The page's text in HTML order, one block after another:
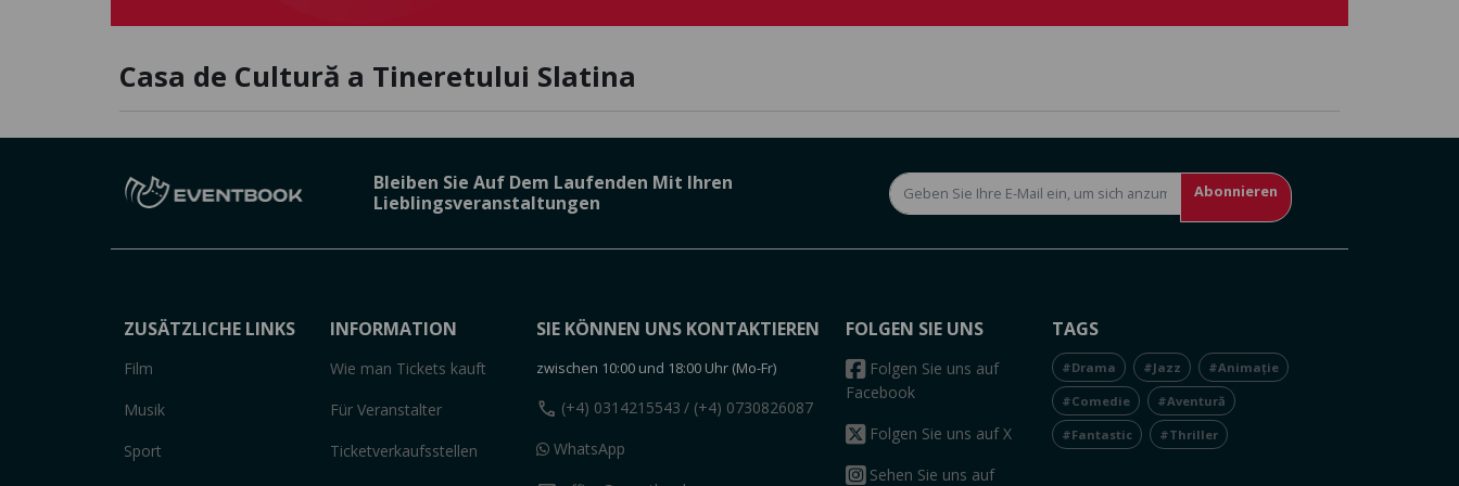
Casa de Cultură a Tineretului Slatina
Bleiben Sie Auf Dem Laufenden Mit Ihren
Lieblingsveranstaltungen
Abonnieren
ZUSÄTZLICHE LINKS
Film
Musik
Sport
INFORMATION
Wie man Tickets kauft
Für Veranstalter
Ticketverkaufsstellen
SIE KÖNNEN UNS KONTAKTIEREN
zwischen 10:00 und 18:00 Uhr (Mo-Fr)
call (+4) 0314215543 / (+4) 0730826087
WhatsApp
FOLGEN SIE UNS
Folgen Sie uns auf
Facebook
Folgen Sie uns auf X
Sehen Sie uns auf
TAGS
#Drama #Jazz #Animație
#Comedie #Aventură
#Fantastic #Thriller